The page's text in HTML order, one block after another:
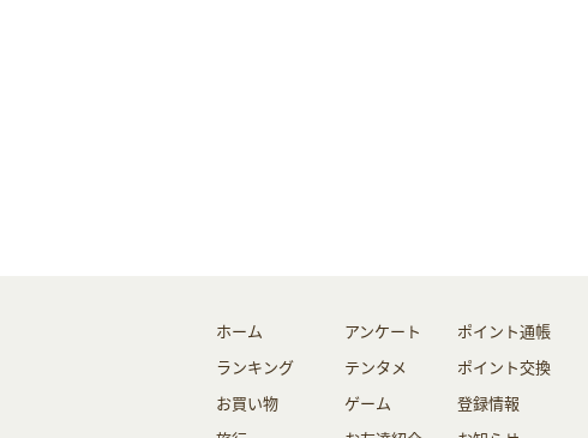
ホーム
ランキング
お買い物
アンケート
テンタメ
ゲーム
ポイント通帳
ポイント交換
登録情報